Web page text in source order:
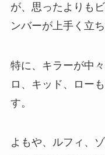
が、思ったよりも
ンバーが上手く立
特に、キラーが中
ロ、キッド、ロー
す。
よもや、ルフィ、